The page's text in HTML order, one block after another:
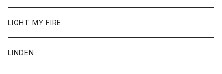
LIGHT MY FIRE
LINDEN